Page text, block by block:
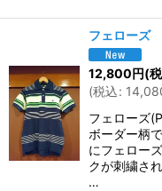
フェローズ
12,800円(
(税込:
フェローズ
ボーダー柄
にフェロー
クが刺繍さ
…